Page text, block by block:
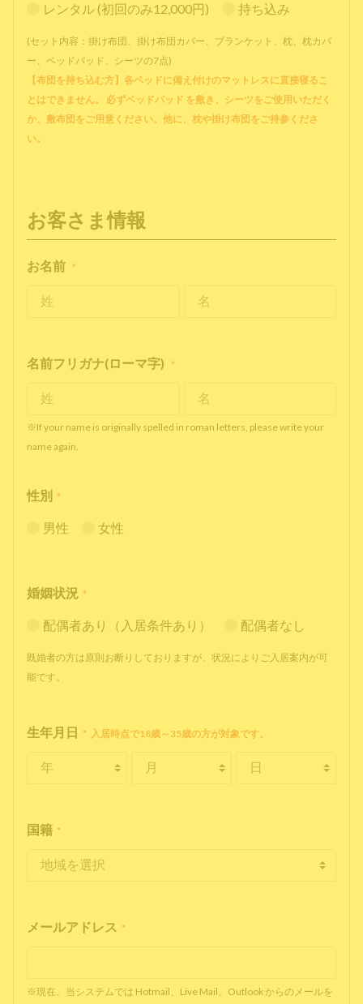
レンタル (初回のみ12,000円) 持ち込み
(セット内容：掛け布団、掛け布団カバー、ブランケット、枕、枕カバ
ー、ベッドパッド、シーツの7点)
【布団を持ち込む方】各ベッドに備え付けのマットレスに直接寝るこ
とはできません。 必ずベッドパッド を敷き、シーツをご使用いただく
か、敷布団をご用意ください。他に、枕や掛け布団をご持参くださ
い。
お客さま情報
お名前 *
名前フリガナ(ローマ字) *
※If your name is originally spelled in roman letters, please write your
name again.
性別 *
男性 女性
婚姻状況 *
配偶者あり（入居条件あり） 配偶者なし
既婚者の方は原則お断りしておりますが、状況によりご入居案内が可
能です。
生年月日 * 入居時点で18歳～35歳の方が対象です。
国籍 *
メールアドレス *
※現在、当システムでは Hotmail、Live Mail、Outlook からのメールを